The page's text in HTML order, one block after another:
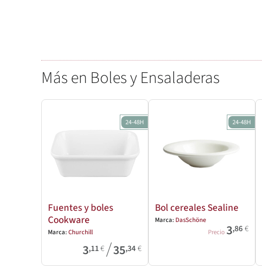
Más en Boles y Ensaladeras
24-48H
Fuentes y boles
Cookware
Marca:Churchill
3,11€/35,34€
24-48H
Bol cereales Sealine
Marca: DasSchöne
Precio 3,86€